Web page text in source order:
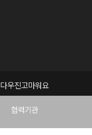
다우진고마워요
협력기관